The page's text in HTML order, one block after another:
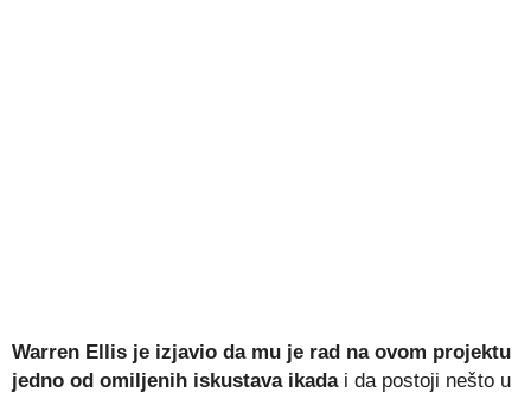
Warren Ellis je izjavio da mu je rad na ovom projektu
jedno od omiljenih iskustava ikadai da postoji nešto u